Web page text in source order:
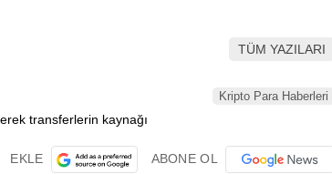
TÜM YAZILARI
Kripto Para Haberleri
EKLE ABONE OL